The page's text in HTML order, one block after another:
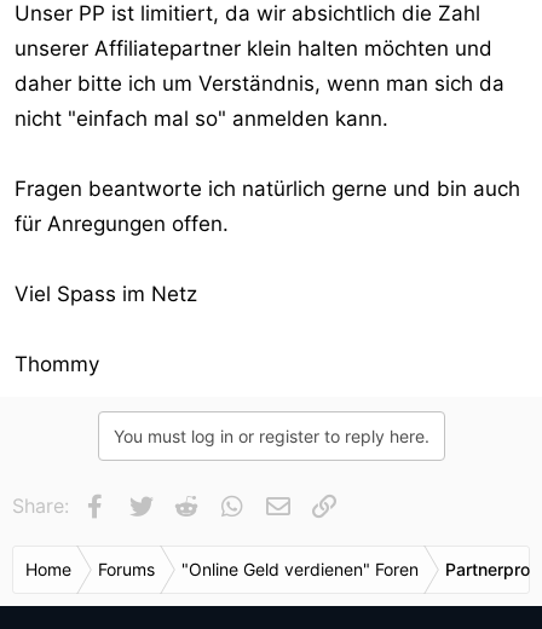
Unser PP ist limitiert, da wir absichtlich die Zahl
unserer Affiliatepartner klein halten möchten und
daher bitte ich um Verständnis, wenn man sich da
nicht "einfach mal so" anmelden kann.
Fragen beantworte ich natürlich gerne und bin auch
für Anregungen offen.
Viel Spass im Netz
Thommy
You must log in or register to reply here.
Share: Facebook
Twitter Reddit WhatsApp
E-Mail
Home Forums "Online Geld verdienen" Foren